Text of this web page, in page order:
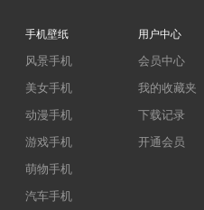
手机壁纸
风景手机
美女手机
动漫手机
游戏手机
萌物手机
汽车手机
用户中心
会员中心
我的收藏夹
下载记录
开通会员